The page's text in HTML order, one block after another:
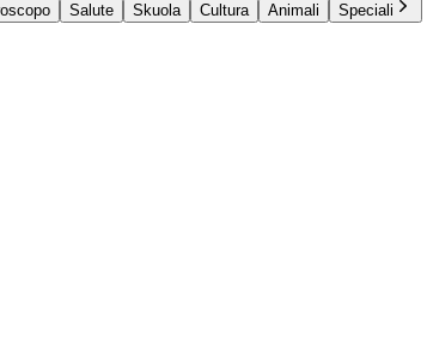
Salute Skuola Cultura Animali
Speciali